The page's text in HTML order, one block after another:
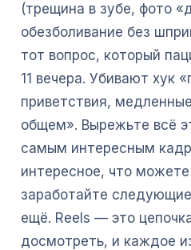
(трещина в зубе, фото
обезболивание без
тот вопрос, который
11 вечера. Убивают хук
приветствия,
общем». Вырежьте всё
самым интересным
интересное, что можете
заработайте
ещё. Reels — это
досмотреть, и каждое